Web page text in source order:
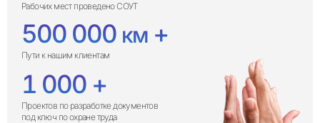
Рабочих мест проведено СОУТ
Пути к нашим клиентам
500 000 км +
Проектов по разработке документов
под ключ по охране труда
1 000 +